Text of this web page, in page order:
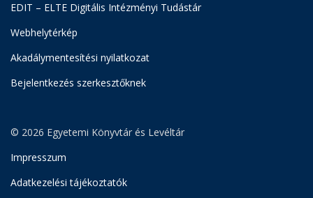
EDIT – ELTE Digitális Intézményi Tudástár
Webhelytérkép
Akadálymentesítési nyilatkozat
Bejelentkezés szerkesztőknek
© 2026 Egyetemi Könyvtár és Levéltár
Impresszum
Adatkezelési tájékoztatók